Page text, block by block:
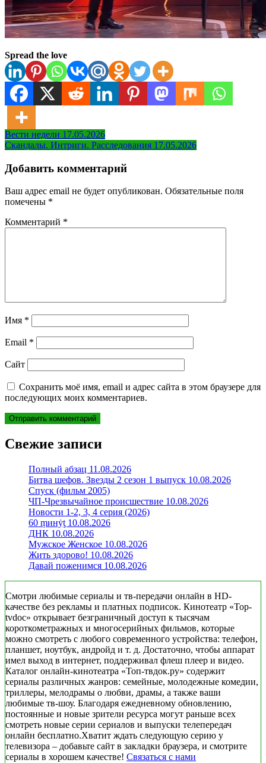
Spread the love
Навигация
по
записям
Вести недели 17.05.2026
Скандалы. Интриги. Расследования 17.05.2026
Добавить комментарий
Ваш адрес email не будет опубликован. Обязательные поля
помечены *
Комментарий *
Имя *
Email *
Сайт
Сохранить моё имя, email и адрес сайта в этом браузере для
последующих моих комментариев.
Свежие записи
Полный абзац 11.08.2026
Битва шефов. Звезды 2 сезон 1 выпуск 10.08.2026
Спуск (фильм 2005)
ЧП-Чрезвычайное происшествие 10.08.2026
Новости 1-2, 3, 4 серия (2026)
60 ṃинẏƫ 10.08.2026
ДНК 10.08.2026
Мужское Женское 10.08.2026
Жить здорово! 10.08.2026
Давай поженимся 10.08.2026
Смотри любимые сериалы и тв-передачи онлайн в HD-
качестве без рекламы и платных подписок. Кинотеатр «Top-
tvdoc» открывает безграничный доступ к тысячам
короткометражных и многосерийных фильмов, которые
можно смотреть с любого современного устройства: телефон,
планшет, ноутбук, андройд и т. д. Достаточно, чтобы аппарат
имел выход в интернет, поддерживал флеш плеер и видео.
Каталог онлайн-кинотеатра «Топ-твдок.ру» содержит
сериалы различных жанров: семейные, молодежные комедии,
триллеры, мелодрамы о любви, драмы, а также ваши
любимые тв-шоу. Благодаря ежедневному обновлению,
постоянные и новые зрители ресурса могут раньше всех
смотреть новые серии сериалов и выпуски телепередач
онлайн бесплатно.Хватит ждать следующую серию у
телевизора – добавьте сайт в закладки браузера, и смотрите
сериалы в хорошем качестве! Связаться с нами